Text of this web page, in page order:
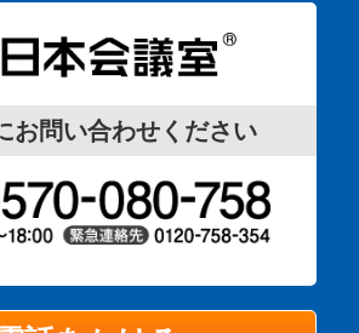
お問い合わせください